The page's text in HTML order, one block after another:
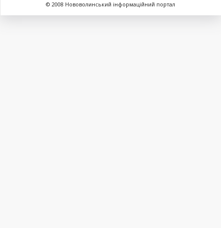
© 2008 Нововолинський інформаційний портал